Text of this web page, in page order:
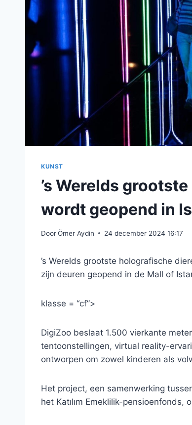
KUNST
’s Werelds
wordt geopend in
DoorÖmer Aydin 24 december 2024 16:17
’s Werelds grootste holografische
zijn deuren geopend in de Mall of
klasse = “cf”>
DigiZoo beslaat 1.500 vierkante
tentoonstellingen, virtual reality-
ontworpen om zowel kinderen als
Het project, een samenwerking
het Katılım Emeklilik-